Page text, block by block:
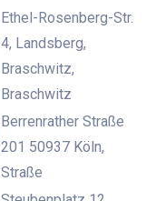
Ethel-Rosenberg-Str.
4, Landsberg,
Braschwitz,
Braschwitz
Berrenrather Straße
201 50937 Köln,
Straße